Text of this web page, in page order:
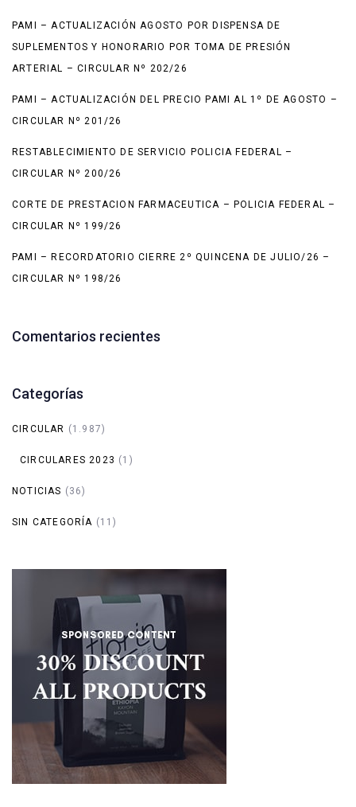
PAMI – ACTUALIZACIÓN AGOSTO POR DISPENSA DE
SUPLEMENTOS Y HONORARIO POR TOMA DE PRESIÓN
ARTERIAL – CIRCULAR Nº 202/26
PAMI – ACTUALIZACIÓN DEL PRECIO PAMI AL 1º DE AGOSTO –
CIRCULAR Nº 201/26
RESTABLECIMIENTO DE SERVICIO POLICIA FEDERAL –
CIRCULAR Nº 200/26
CORTE DE PRESTACION FARMACEUTICA – POLICIA FEDERAL –
CIRCULAR Nº 199/26
PAMI – RECORDATORIO CIERRE 2º QUINCENA DE JULIO/26 –
CIRCULAR Nº 198/26
Comentarios recientes
Categorías
CIRCULAR (1.987)
CIRCULARES 2023 (1)
NOTICIAS (36)
SIN CATEGORÍA (11)